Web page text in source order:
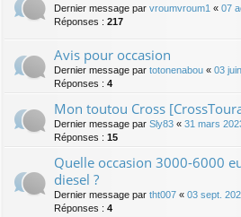
Dernier message par vroumvroum1 « 07
Réponses : 217
Avis pour occasion
Dernier message par totonenabou « 03
Réponses : 4
Mon toutou Cross
Dernier message par Sly83 « 31 mars
Réponses : 15
Quelle occasion 3000-6000
diesel ?
Dernier message par tht007 « 03 sept.
Réponses : 4